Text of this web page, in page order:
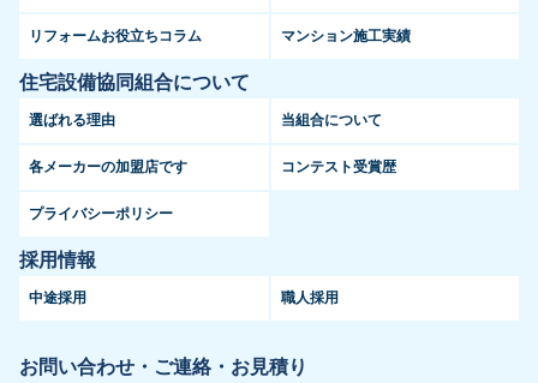
リフォームお役立ちコラム マンション施工実績
住宅設備協同組合について
選ばれる理由 当組合について
各メーカーの加盟店です コンテスト受賞歴
プライバシーポリシー
採用情報
中途採用 職人採用
お問い合わせ・ご連絡・お見積り